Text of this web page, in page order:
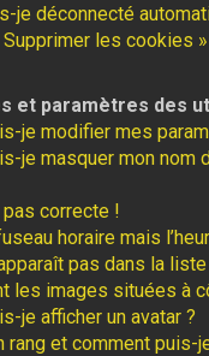
je déconnecté
les cookies
et paramètres des
je modifier mes
je masquer mon nom
pas correcte !
horaire mais
pas dans la
les images situées à
je afficher un avatar ?
rang et comment puis-